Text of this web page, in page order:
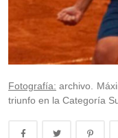
Fotografía: archivo.
triunfo en la Categoría